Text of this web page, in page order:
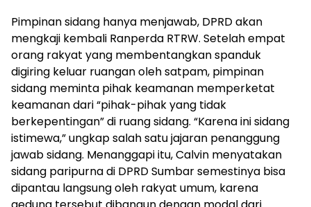
Pimpinan sidang hanya menjawab, DPRD akan
mengkaji kembali Ranperda RTRW. Setelah empat
orang rakyat yang membentangkan spanduk
digiring keluar ruangan oleh satpam, pimpinan
sidang meminta pihak keamanan memperketat
keamanan dari “pihak-pihak yang tidak
berkepentingan” di ruang sidang. “Karena ini sidang
istimewa,” ungkap salah satu jajaran penanggung
jawab sidang. Menanggapi itu, Calvin menyatakan
sidang paripurna di DPRD Sumbar semestinya bisa
dipantau langsung oleh rakyat umum, karena